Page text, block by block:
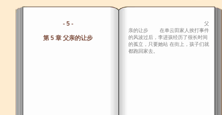
- 5 -
第 5 章 父亲的让步
父
亲的让步 在单云田家人挨打事件
的风波过后，李进孩经历了很长时间
的孤立，只要她站 在街上，孩子们就
都跑回家去。